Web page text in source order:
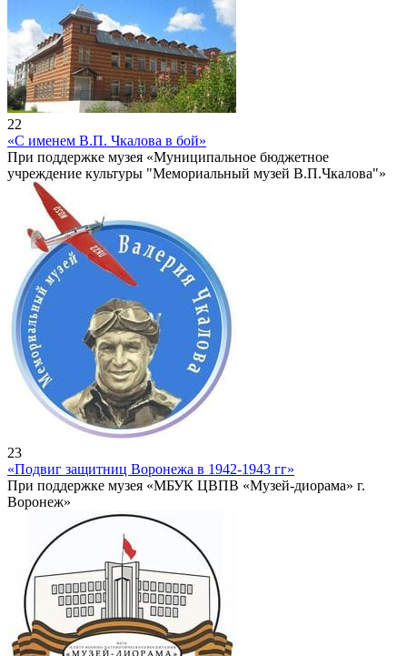
22
«С именем В.П. Чкалова в бой»
При поддержке музея «Муниципальное бюджетное
учреждение культуры "Мемориальный музей В.П.Чкалова"»
23
«Подвиг защитниц Воронежа в 1942-1943 гг»
При поддержке музея «МБУК ЦВПВ «Музей-диорама» г.
Воронеж»